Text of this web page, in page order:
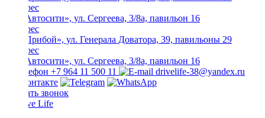
ТЦ «Автосити», ул. Сергеева, 3/8а, павильон 16
ТЦ «Прибой», ул. Генерала Доватора, 39, павильоны 29
ТЦ «Автосити», ул. Сергеева, 3/8а, павильон 16
+7 964 11 500 11
drivelife-38@yandex.ru
Заказать звонок